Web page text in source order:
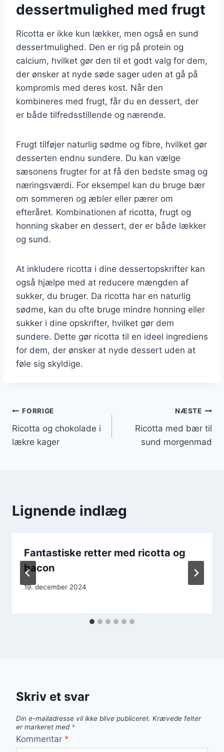
dessertmulighed med frugt
Ricotta er ikke kun lækker, men også en sund
dessertmulighed. Den er rig på protein og
calcium, hvilket gør den til et godt valg for dem,
der ønsker at nyde søde sager uden at gå på
kompromis med deres kost. Når den
kombineres med frugt, får du en dessert, der
er både tilfredsstillende og nærende.
Frugt tilføjer naturlig sødme og fibre, hvilket gør
desserten endnu sundere. Du kan vælge
sæsonens frugter for at få den bedste smag og
næringsværdi. For eksempel kan du bruge bær
om sommeren og æbler eller pærer om
efteråret. Kombinationen af ricotta, frugt og
honning skaber en dessert, der er både lækker
og sund.
At inkludere ricotta i dine dessertopskrifter kan
også hjælpe med at reducere mængden af
sukker, du bruger. Da ricotta har en naturlig
sødme, kan du ofte bruge mindre honning eller
sukker i dine opskrifter, hvilket gør dem
sundere. Dette gør ricotta til en ideel ingrediens
for dem, der ønsker at nyde dessert uden at
føle sig skyldige.
Indlægsnavigation
FORRIGE
Ricotta og chokolade i
lækre kager
NÆSTE
Ricotta med bær til
sund morgenmad
Lignende indlæg
Fantastiske retter med ricotta og
bacon
19. december 2024
Skriv et svar
Din e-mailadresse vil ikke blive publiceret. Krævede felter
er markeret med *
Kommentar *